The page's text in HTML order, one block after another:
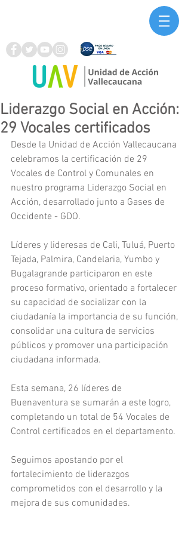
Liderazgo Social en Acción:
29 Vocales certificados
Desde la Unidad de Acción Vallecaucana
celebramos la certificación de 29
Vocales de Control y Comunales en
nuestro programa Liderazgo Social en
Acción, desarrollado junto a Gases de
Occidente - GDO.
Líderes y lideresas de Cali, Tuluá, Puerto
Tejada, Palmira, Candelaria, Yumbo y
Bugalagrande participaron en este
proceso formativo, orientado a fortalecer
su capacidad de socializar con la
ciudadanía la importancia de su función,
consolidar una cultura de servicios
públicos y promover una participación
ciudadana informada.
Esta semana, 26 líderes de
Buenaventura se sumarán a este logro,
completando un total de 54 Vocales de
Control certificados en el departamento.
Seguimos apostando por el
fortalecimiento de liderazgos
comprometidos con el desarrollo y la
mejora de sus comunidades.